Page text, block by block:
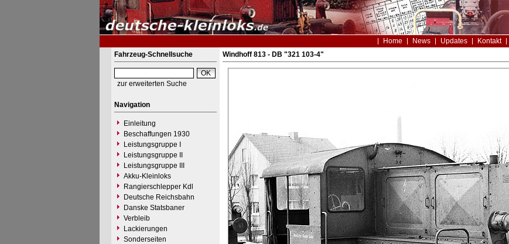
Home News Updates Kontakt
Fahrzeug-Schnellsuche
zur erweiterten Suche
Navigation
Einleitung
Beschaffungen 1930
Leistungsgruppe I
Leistungsgruppe II
Leistungsgruppe III
Akku-Kleinloks
Rangierschlepper Kdl
Deutsche Reichsbahn
Danske Statsbaner
Verbleib
Lackierungen
Sonderseiten
Windhoff 813 - DB "321 103-4"